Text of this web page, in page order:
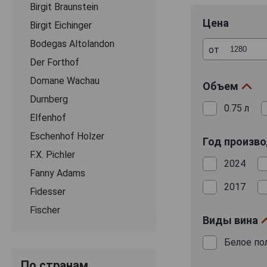
Birgit Braunstein
Birgit Eichinger
Bodegas Altolandon
Der Forthof
Domane Wachau
Durnberg
Elfenhof
Eschenhof Holzer
F.X. Pichler
Fanny Adams
Fidesser
Fischer
он будет
Лидером среди
до
из него
урожаи таких
цветочных и
кислинку
более мягкий
Цена
от
Объем
0.75 л
Год
2024
2017
Виды вина
Белое